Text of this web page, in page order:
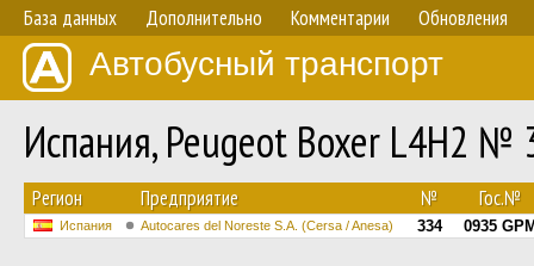
База данных Дополнительно Комментарии Обновления
Автобусный транспорт
Испания, Peugeot Boxer L4H2 №
Регион Предприятие № Гос.№
Испания Autocares del Noreste S.A. (Cersa / Anesa) 334 0935